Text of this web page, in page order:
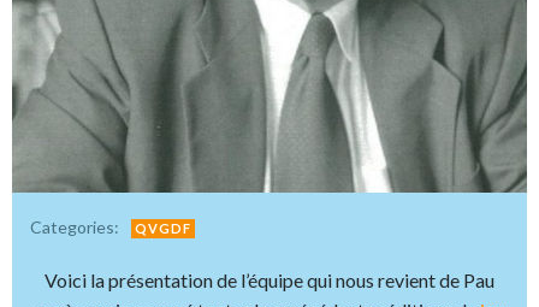
Categories: QVGDF
Voici la présentation de l’équipe qui nous revient de Pau